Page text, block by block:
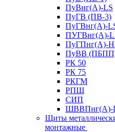
ПуВнг(А)-LS
ПуГВ (ПВ-3)
ПуГВнг(А)-
ПУГВнг(А)-
ПуГПнг(А)-
ПуВВ
РК 50
РК 75
РКГМ
РПШ
СИП
ШВВПнг(А)-
Щиты
монтажные